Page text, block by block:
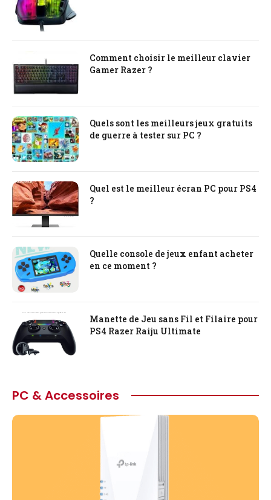
Comment choisir le meilleur clavier
Gamer Razer ?
Quels sont les meilleurs jeux gratuits
de guerre à tester sur PC ?
Quel est le meilleur écran PC pour PS4
?
Quelle console de jeux enfant acheter
en ce moment ?
Manette de Jeu sans Fil et Filaire pour
PS4 Razer Raiju Ultimate
PC & Accessoires